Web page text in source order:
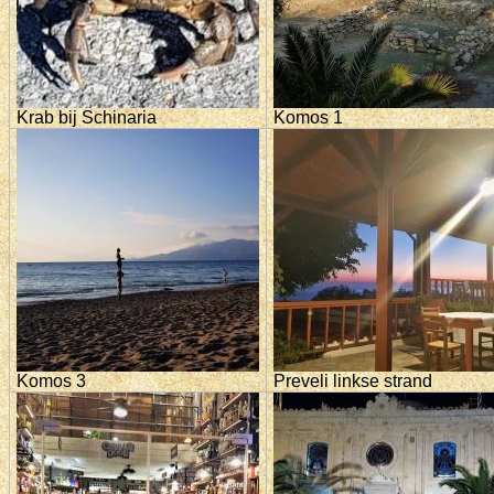
Krab bij Schinaria Komos 1
Komos 3 Preveli linkse strand